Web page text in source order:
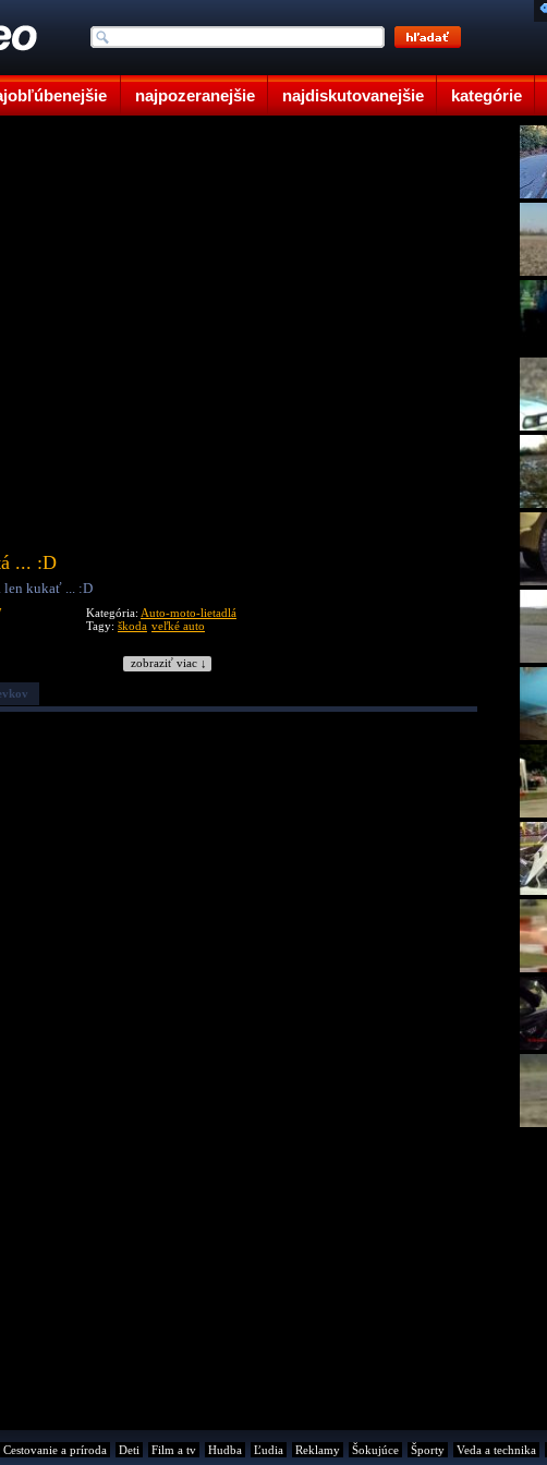
najpozeranejšie najdiskutovanejšie kategórie
... :D
len kukať ... :D
Kategória: Auto-moto-lietadlá
Tagy: škoda veľké auto
zobraziť viac ↓
Cestovanie a príroda Deti Film a tv Hudba Ľudia Reklamy Šokujúce Športy Veda a technika